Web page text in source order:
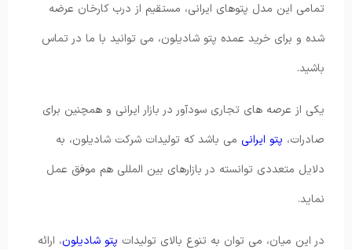
تمامی این مدل پتوهای ایرانی، مستقیم از درب کارخان عرضه
شده و برای خرید عمده پتو شادیلون، می توانید با ما در تماس
باشید.
یکی از عرصه های تجاری سودآور در بازار ایرانی و همچنین برای
صادرات، پتو ایرانی می باشد که تولیدات شرکت شادیلون، به
دلایل متعددی توانسته در بازارهای بین المللی هم موفق عمل
نماید.
در این میان، می توان به تنوع بالای تولیدات پتو شادیلون، ارائه